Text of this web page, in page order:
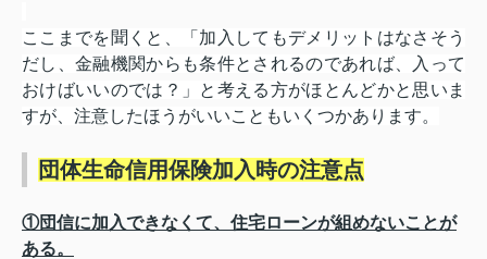
ここまでを聞くと、「加入してもデメリットはなさそう
だし、金融機関からも条件とされるのであれば、入って
おけばいいのでは？」と考える方がほとんどかと思いま
すが、注意したほうがいいこともいくつかあります。
団体生命信用保険加入時の注意点
①団信に加入できなくて、住宅ローンが組めないことが
ある。